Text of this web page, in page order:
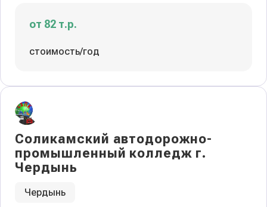
от 82 т.р.
стоимость/год
Соликамский автодорожно-
промышленный колледж г.
Чердынь
Чердынь